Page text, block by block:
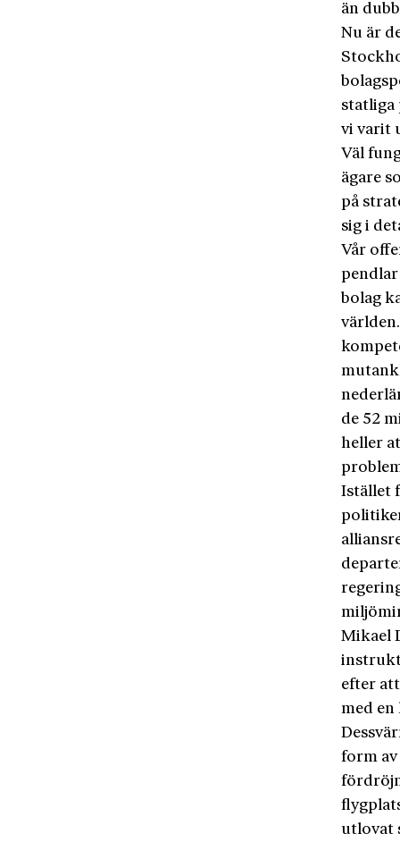
än
Nu är
statliga
vi varit
Väl
ägare
på
sig i
Vår
bolag
de 52
heller
Istället
Mikael
efter
med
form
utlovat